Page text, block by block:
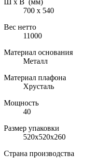
700 х 540
Вес нетто
11000
Материал основания
Металл
Материал плафона
Хрусталь
Мощность
40
Размер упаковки
520x520x260
Страна производства